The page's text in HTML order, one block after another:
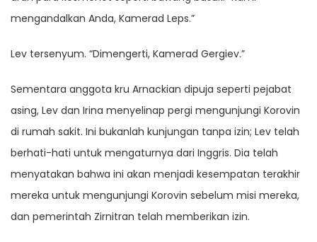
mengandalkan Anda, Kamerad Leps.”
Lev tersenyum. “Dimengerti, Kamerad Gergiev.”
Sementara anggota kru Arnackian dipuja seperti pejabat
asing, Lev dan Irina menyelinap pergi mengunjungi Korovin
di rumah sakit. Ini bukanlah kunjungan tanpa izin; Lev telah
berhati-hati untuk mengaturnya dari Inggris. Dia telah
menyatakan bahwa ini akan menjadi kesempatan terakhir
mereka untuk mengunjungi Korovin sebelum misi mereka,
dan pemerintah Zirnitran telah memberikan izin.